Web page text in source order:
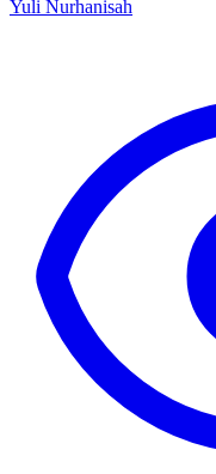
Yuli Nurhanisah